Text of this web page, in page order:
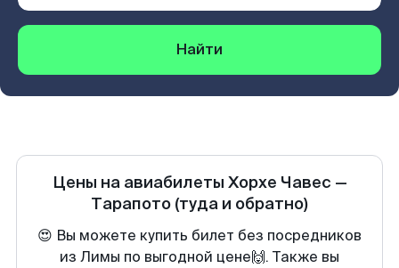
Найти
Цены на авиабилеты Хорхе Чавес —
Тарапото (туда и обратно)
😍 Вы можете купить билет без посредников
из Лимы по выгодной цене🙌. Также вы